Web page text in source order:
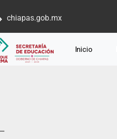
chiapas.gob.mx
Inicio